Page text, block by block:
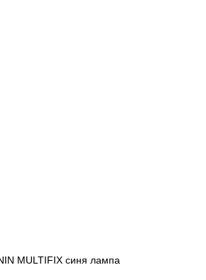
MULTIFIX синя лампа